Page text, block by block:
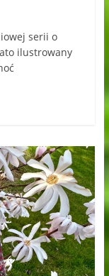
serii o
ilustrowany